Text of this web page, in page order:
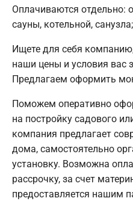
Оплачиваются отдельно:
сауны, котельной,
Ищете для себя
наши цены и условия вас
Предлагаем оформить
Поможем оперативно
на постройку садового
компания предлагает
дома, самостоятельно
установку. Возможна
рассрочку, за счет
предоставляется нашим